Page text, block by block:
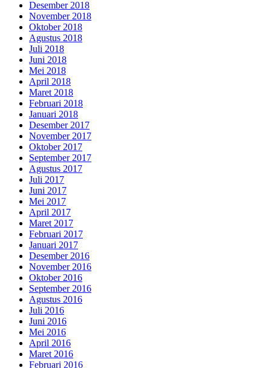
Desember 2018
November 2018
Oktober 2018
Agustus 2018
Juli 2018
Juni 2018
Mei 2018
April 2018
Maret 2018
Februari 2018
Januari 2018
Desember 2017
November 2017
Oktober 2017
September 2017
Agustus 2017
Juli 2017
Juni 2017
Mei 2017
April 2017
Maret 2017
Februari 2017
Januari 2017
Desember 2016
November 2016
Oktober 2016
September 2016
Agustus 2016
Juli 2016
Juni 2016
Mei 2016
April 2016
Maret 2016
Februari 2016